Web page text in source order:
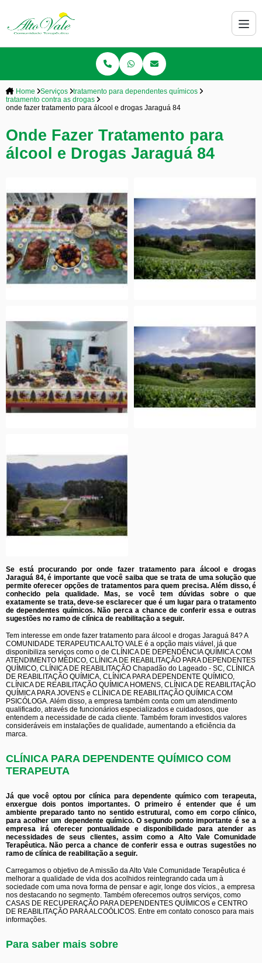
Home Serviços
tratamento para dependentes químicos
tratamento contra as drogas
onde fazer tratamento para álcool e drogas Jaraguá 84
Onde Fazer Tratamento para
álcool e Drogas Jaraguá 84
Se está procurando por onde fazer tratamento para álcool e drogas
Jaraguá 84, é importante que você saiba que se trata de uma solução que
permite oferecer opções de tratamentos para quem precisa. Além disso, é
conhecido pela qualidade. Mas, se você tem dúvidas sobre o que
exatamente se trata, deve-se esclarecer que é um lugar para o tratamento
de dependentes químicos. Não perca a chance de conferir essa e outras
sugestões no ramo de clínica de reabilitação a seguir.
Tem interesse em onde fazer tratamento para álcool e drogas Jaraguá 84? A
COMUNIDADE TERAPEUTICA ALTO VALE é a opção mais viável, já que
disponibiliza serviços como o de CLÍNICA DE DEPENDÊNCIA QUÍMICA COM
ATENDIMENTO MÉDICO, CLÍNICA DE REABILITAÇÃO PARA DEPENDENTES
QUÍMICO, CLÍNICA DE REABILITAÇÃO Chapadão do Lageado - SC, CLÍNICA
DE REABILITAÇÃO QUÍMICA, CLÍNICA PARA DEPENDENTE QUÍMICO,
CLÍNICA DE REABILITAÇÃO QUÍMICA HOMENS, CLÍNICA DE REABILITAÇÃO
QUÍMICA PARA JOVENS e CLÍNICA DE REABILITAÇÃO QUÍMICA COM
PSICÓLOGA. Além disso, a empresa também conta com um atendimento
qualificado, através de funcionários especializados e cuidadosos, que
entendem a necessidade de cada cliente. Também foram investidos valores
consideráveis em instalações de qualidade, aumentando a eficiência da
marca.
CLÍNICA PARA DEPENDENTE QUÍMICO COM
TERAPEUTA
Já que você optou por clínica para dependente químico com terapeuta,
enxergue dois pontos importantes. O primeiro é entender que é um
ambiente preparado tanto no sentido estrutural, como em corpo clínico,
para acolher um dependente químico. O segundo ponto importante é se a
empresa irá oferecer pontualidade e disponibilidade para atender as
necessidades de seus clientes, assim como a Alto Vale Comunidade
Terapêutica. Não perca a chance de conferir essa e outras sugestões no
ramo de clínica de reabilitação a seguir.
Carregamos o objetivo de A missão da Alto Vale Comunidade Terapêutica é
melhorar a qualidade de vida dos acolhidos reintegrando cada um à
sociedade com uma nova forma de pensar e agir, longe dos vícios., a empresa
nos destacando no segmento. Também oferecemos outros serviços, como
CASAS DE RECUPERAÇÃO PARA DEPENDENTES QUÍMICOS e CENTRO
DE REABILITAÇÃO PARA ALCOÓLICOS. Entre em contato conosco para mais
informações.
Para saber mais sobre